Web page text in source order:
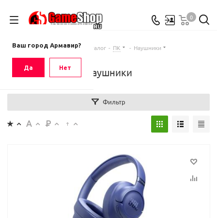
Ваш город Армавир?
Да Нет
0
Главная - Каталог - ПК - Наушники
Наушники
Фильтр